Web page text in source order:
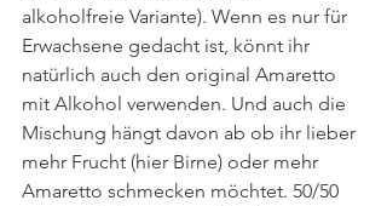
alkoholfreie Variante). Wenn es nur für
Erwachsene gedacht ist, könnt ihr
natürlich auch den original Amaretto
mit Alkohol verwenden. Und auch die
Mischung hängt davon ab ob ihr lieber
mehr Frucht (hier Birne) oder mehr
Amaretto schmecken möchtet. 50/50